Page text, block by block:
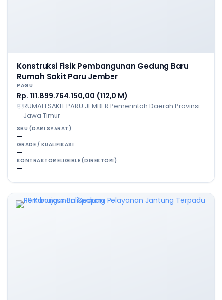
Konstruksi Fisik Pembangunan Gedung Baru
Rumah Sakit Paru Jember
PAGU
Rp. 111.899.764.150,00 (112,0 M)
RUMAH SAKIT PARU JEMBER Pemerintah Daerah Provinsi
Jawa Timur
SBU (DARI SYARAT)
—
GRADE / KUALIFIKASI
—
KONTRAKTOR ELIGIBLE (DIREKTORI)
—